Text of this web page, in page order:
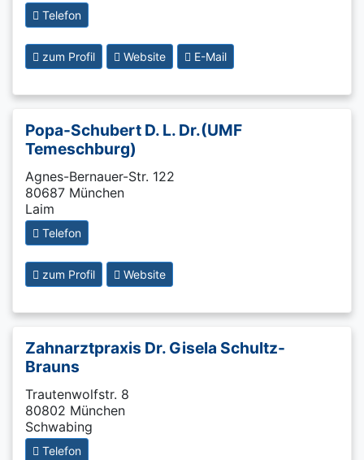
Telefon
zum Profil Website E-Mail
Popa-Schubert D. L. Dr.(UMF
Temeschburg)
Agnes-Bernauer-Str. 122
80687 München
Laim
Telefon
zum Profil Website
Zahnarztpraxis Dr. Gisela Schultz-
Brauns
Trautenwolfstr. 8
80802 München
Schwabing
Telefon